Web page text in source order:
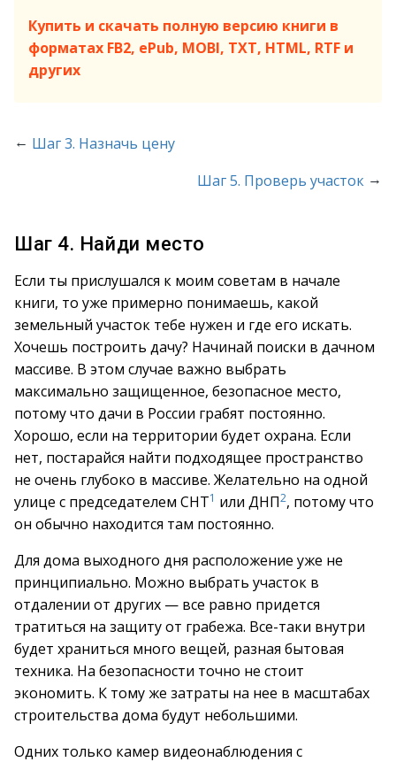
Купить и скачать полную версию книги в
форматах FB2, ePub, MOBI, TXT, HTML, RTF и
других
← Шаг 3. Назначь цену
Шаг 5. Проверь участок →
Шаг 4. Найди место
Если ты прислушался к моим советам в начале
книги, то уже примерно понимаешь, какой
земельный участок тебе нужен и где его искать.
Хочешь построить дачу? Начинай поиски в дачном
массиве. В этом случае важно выбрать
максимально защищенное, безопасное место,
потому что дачи в России грабят постоянно.
Хорошо, если на территории будет охрана. Если
нет, постарайся найти подходящее пространство
не очень глубоко в массиве. Желательно на одной
улице с председателем СНТ1 или ДНП2, потому что
он обычно находится там постоянно.
Для дома выходного дня расположение уже не
принципиально. Можно выбрать участок в
отдалении от других — все равно придется
тратиться на защиту от грабежа. Все-таки внутри
будет храниться много вещей, разная бытовая
техника. На безопасности точно не стоит
экономить. К тому же затраты на нее в масштабах
строительства дома будут небольшими.
Одних только камер видеонаблюдения с